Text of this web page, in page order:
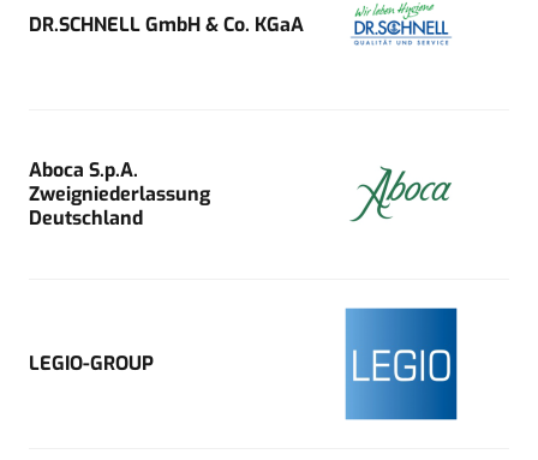
DR.SCHNELL GmbH & Co. KGaA
Aboca S.p.A.
Zweigniederlassung
Deutschland
LEGIO-GROUP